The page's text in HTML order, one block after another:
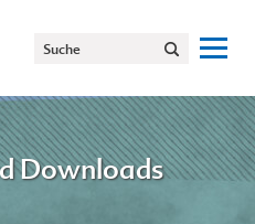
Downloads